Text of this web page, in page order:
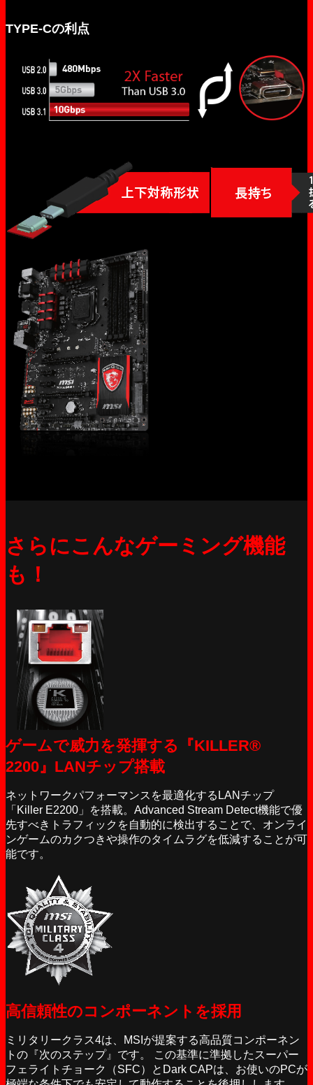
TYPE-Cの利点
さらにこんなゲーミング機能
も！
ゲームで威力を発揮する『KILLER®
2200』LANチップ搭載
ネットワークパフォーマンスを最適化するLANチップ
「Killer E2200」を搭載。Advanced Stream Detect機能で優
先すべきトラフィックを自動的に検出することで、オンライ
ンゲームのカクつきや操作のタイムラグを低減することが可
能です。
高信頼性のコンポーネントを採用
ミリタリークラス4は、MSIが提案する高品質コンポーネン
トの『次のステップ』です。 この基準に準拠したスーパー
フェライトチョーク（SFC）とDark CAPは、お使いのPCが